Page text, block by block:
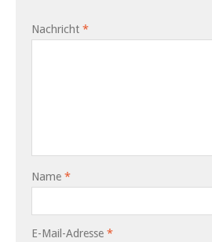
Nachricht *
Name *
E-Mail-Adresse *